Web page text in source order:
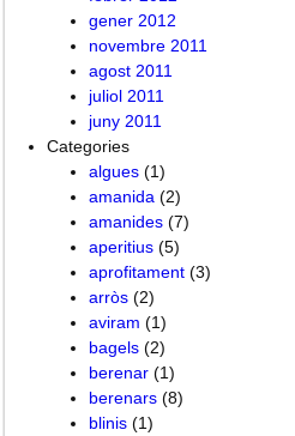
gener 2012
novembre 2011
agost 2011
juliol 2011
juny 2011
Categories
algues (1)
amanida (2)
amanides (7)
aperitius (5)
aprofitament (3)
arròs (2)
aviram (1)
bagels (2)
berenar (1)
berenars (8)
blinis (1)